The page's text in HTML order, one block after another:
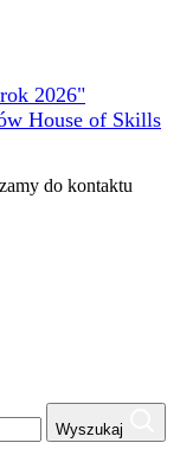
2026"
House of Skills
do kontaktu
Wyszukaj